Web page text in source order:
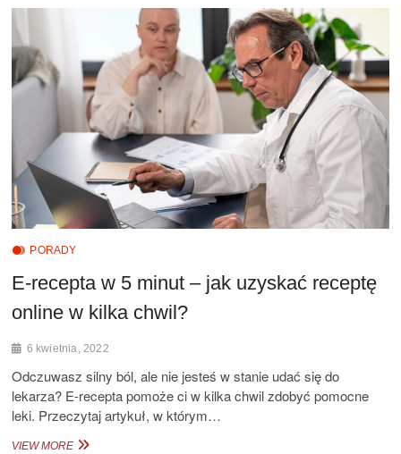
PORADY
E-recepta w 5 minut – jak uzyskać receptę
online w kilka chwil?
6 kwietnia, 2022
Odczuwasz silny ból, ale nie jesteś w stanie udać się do
lekarza? E-recepta pomoże ci w kilka chwil zdobyć pomocne
leki. Przeczytaj artykuł, w którym…
VIEW MOREE-